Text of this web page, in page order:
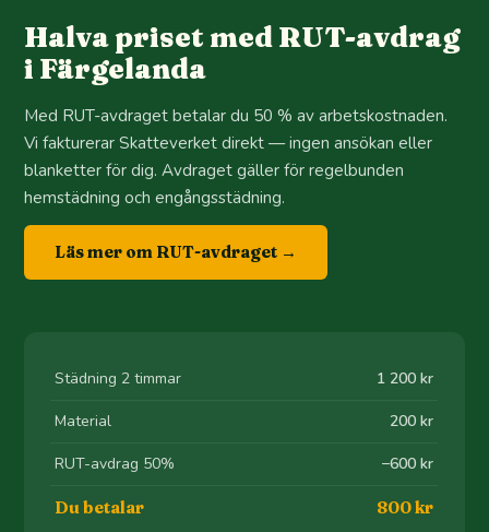
Halva priset med RUT-avdrag
i Färgelanda
Med RUT-avdraget betalar du 50 % av arbetskostnaden.
Vi fakturerar Skatteverket direkt — ingen ansökan eller
blanketter för dig. Avdraget gäller för regelbunden
hemstädning och engångsstädning.
Läs mer om RUT-avdraget →
Städning 2 timmar 1 200 kr
Material 200 kr
RUT-avdrag 50% −600 kr
Du betalar 800 kr